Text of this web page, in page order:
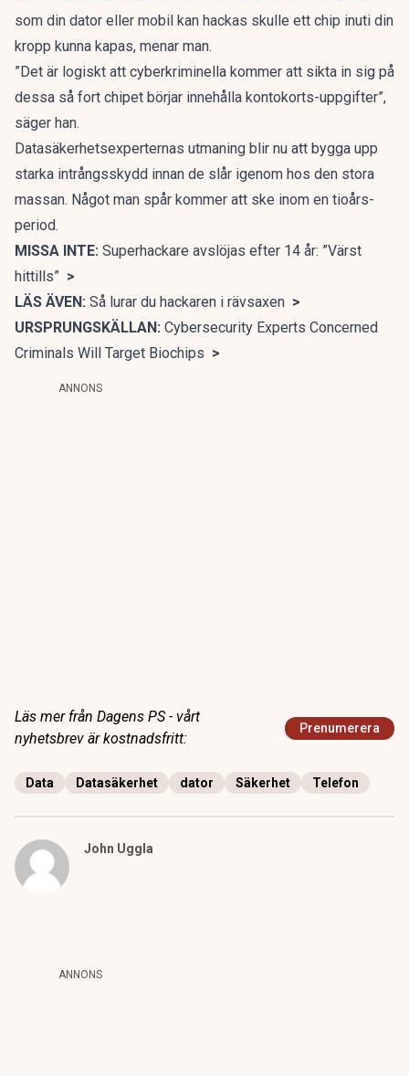
som din dator eller mobil kan hackas skulle ett chip inuti din
kropp kunna kapas, menar man.
”Det är logiskt att cyberkriminella kommer att sikta in sig på
dessa så fort chipet börjar innehålla kontokorts-uppgifter”,
säger han.
Datasäkerhetsexperternas utmaning blir nu att bygga upp
starka intrångsskydd innan de slår igenom hos den stora
massan. Något man spår kommer att ske inom en tioårs-
period.
MISSA INTE: Superhackare avslöjas efter 14 år: ”Värst
hittills” >
LÄS ÄVEN: Så lurar du hackaren i rävsaxen >
URSPRUNGSKÄLLAN: Cybersecurity Experts Concerned
Criminals Will Target Biochips >
ANNONS
Läs mer från Dagens PS - vårt
nyhetsbrev är kostnadsfritt:
Prenumerera
Data Datasäkerhet dator Säkerhet Telefon
John Uggla
ANNONS